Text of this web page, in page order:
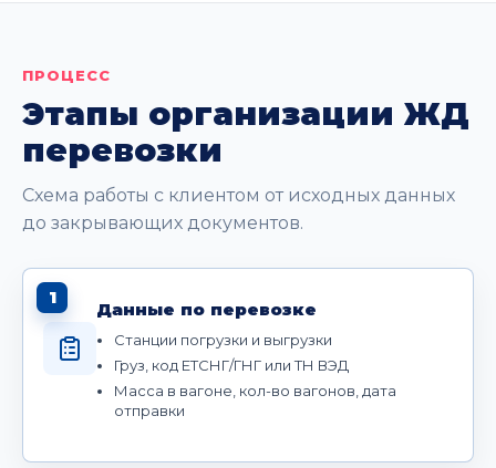
ПРОЦЕСС
Этапы организации ЖД
перевозки
Схема работы с клиентом от исходных данных
до закрывающих документов.
1
Данные по перевозке
Станции погрузки и выгрузки
Груз, код ЕТСНГ/ГНГ или ТН ВЭД
Масса в вагоне, кол-во вагонов, дата
отправки